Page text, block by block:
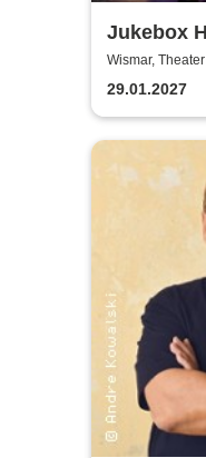
Jukebox
von
Wismar,
29.01.2027